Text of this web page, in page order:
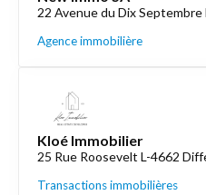
22 Avenue du Dix
Agence immobilière
Kloé Immobilier
25 Rue Roosevelt L-4662
Transactions immobilières